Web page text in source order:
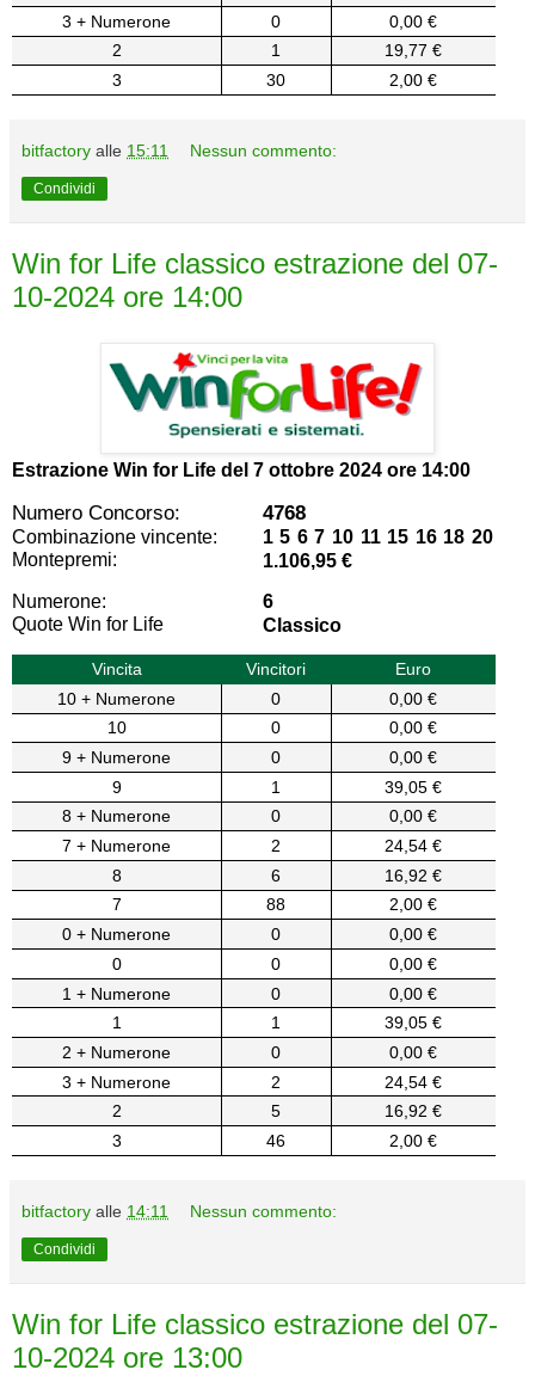
3 + Numerone
0
0,00 €
2
1
19,77 €
3
30 2,00 €
bitfactory alle 15:11 Nessun commento:
Condividi
Win for Life classico estrazione del 07-
10-2024 ore 14:00
Estrazione Win for Life del 7 ottobre 2024 ore 14:00
Numero Concorso: 4768
Combinazione vincente:
1 5 6 7 10 11 15 16 18 20
Montepremi:
1.106,95 €
Numerone:
6
Quote Win for Life
Classico
Vincita Vincitori
Euro
10 + Numerone
0
0,00 €
10
0
0,00 €
9 + Numerone
0
0,00 €
9
1
39,05 €
8 + Numerone
0
0,00 €
7 + Numerone
2
24,54 €
8
6
16,92 €
7
88
2,00 €
0 + Numerone
0
0,00 €
0
0
0,00 €
1 + Numerone
0
0,00 €
1
1
39,05 €
2 + Numerone
0
0,00 €
3 + Numerone
2
24,54 €
2
5
16,92 €
3
46 2,00 €
bitfactory alle 14:11 Nessun commento:
Condividi
Win for Life classico estrazione del 07-
10-2024 ore 13:00